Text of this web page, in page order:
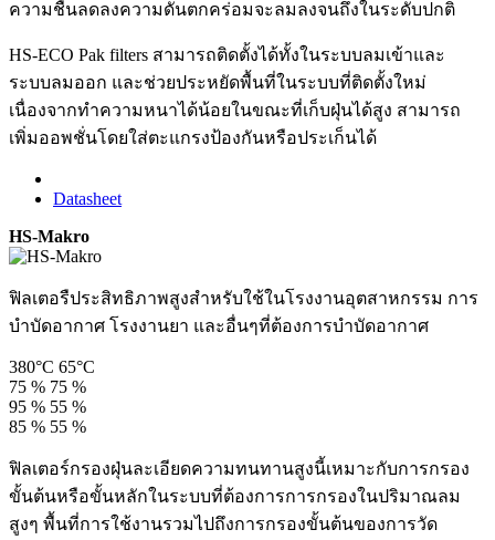
ความชื้นลดลงความดันตกคร่อมจะลมลงจนถึงในระดับปกติ
HS-ECO Pak filters สามารถติดตั้งได้ทั้งในระบบลมเข้าและ
ระบบลมออก และช่วยประหยัดพื้นที่ในระบบที่ติดตั้งใหม่
เนื่องจากทำความหนาได้น้อยในขณะที่เก็บฝุ่นได้สูง สามารถ
เพิ่มออพชั่นโดยใส่ตะแกรงป้องกันหรือประเก็นได้
Datasheet
HS-Makro
ฟิลเตอรืประสิทธิภาพสูงสำหรับใช้ในโรงงานอุตสาหกรรม การ
บำบัดอากาศ โรงงานยา และอื่นๆที่ต้องการบำบัดอากาศ
380°C 65°C
75 % 75 %
95 % 55 %
85 % 55 %
ฟิลเตอร์กรองฝุ่นละเอียดความทนทานสูงนี้เหมาะกับการกรอง
ขั้นต้นหรือขั้นหลักในระบบที่ต้องการการกรองในปริมาณลม
สูงๆ พื้นที่การใช้งานรวมไปถึงการกรองขั้นต้นของการวัด